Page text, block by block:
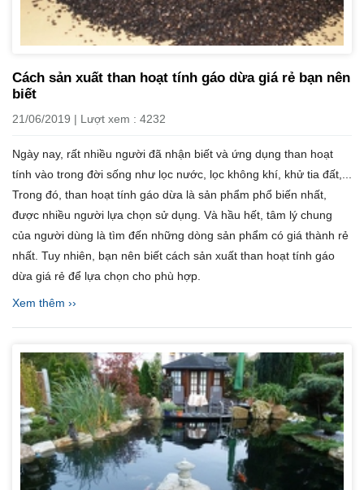
Cách sản xuất than hoạt tính gáo dừa giá rẻ bạn nên
biết
21/06/2019 | Lượt xem : 4232
Ngày nay, rất nhiều người đã nhận biết và ứng dụng than hoạt
tính vào trong đời sống như lọc nước, lọc không khí, khử tia đất,...
Trong đó, than hoạt tính gáo dừa là sản phẩm phổ biến nhất,
được nhiều người lựa chọn sử dụng. Và hầu hết, tâm lý chung
của người dùng là tìm đến những dòng sản phẩm có giá thành rẻ
nhất. Tuy nhiên, bạn nên biết cách sản xuất than hoạt tính gáo
dừa giá rẻ để lựa chọn cho phù hợp.
Xem thêm ››